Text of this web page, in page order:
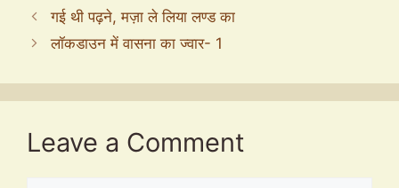
गई थी पढ़ने, मज़ा ले लिया लण्ड का
लॉकडाउन में वासना का ज्वार- 1
Leave a Comment